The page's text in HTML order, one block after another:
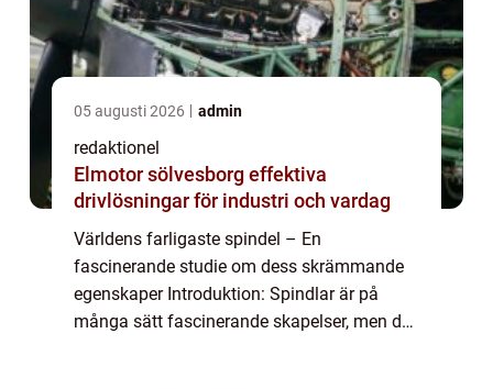
05 augusti 2026 admin
redaktionel
Elmotor sölvesborg effektiva
drivlösningar för industri och vardag
Världens farligaste spindel – En
fascinerande studie om dess skrämmande
egenskaper Introduktion: Spindlar är på
många sätt fascinerande skapelser, men det